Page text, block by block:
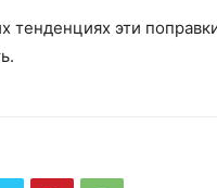
тенденциях эти